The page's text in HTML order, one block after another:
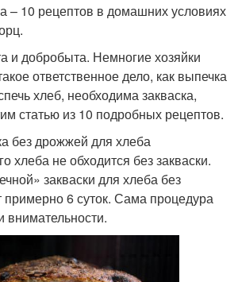
– 10 рецептов в домашних условиях
и добробыта. Немногие хозяйки
ответственное дело, как выпечка
хлеб, необходима закваска,
статью из 10 подробных рецептов.
без дрожжей для хлеба
хлеба не обходится без закваски.
закваски для хлеба без
6 суток. Сама процедура
внимательности.